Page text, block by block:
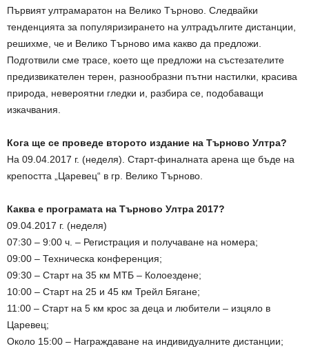
Първият ултрамаратон на Велико Търново. Следвайки
тенденцията за популяризирането на ултрадългите дистанции,
решихме, че и Велико Търново има какво да предложи.
Подготвили сме трасе, което ще предложи на състезателите
предизвикателен терен, разнообразни пътни настилки, красива
природа, невероятни гледки и, разбира се, подобаващи
изкачвания.
Кога ще се проведе второто издание на Търново Ултра?
На 09.04.2017 г. (неделя). Старт-финалната арена ще бъде на
крепостта „Царевец“ в гр. Велико Търново.
Каква е програмата на Търново Ултра 2017?
09.04.2017 г. (неделя)
07:30 – 9:00 ч. – Регистрация и получаване на номера;
09:00 – Техническа конференция;
09:30 – Старт на 35 км МТБ – Колоездене;
10:00 – Старт на 25 и 45 км Трейл Бягане;
11:00 – Старт на 5 км крос за деца и любители – изцяло в
Царевец;
Около 15:00 – Награждаване на индивидуалните дистанции;